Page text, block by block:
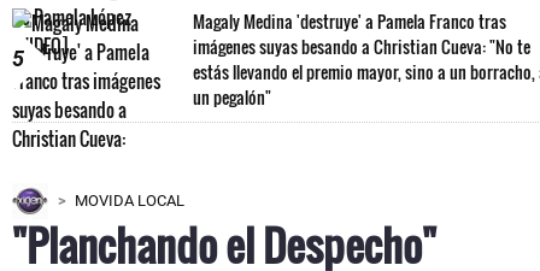
5
Magaly Medina 'destruye' a Pamela Franco tras
imágenes suyas besando a Christian Cueva: "No te
estás llevando el premio mayor, sino a un borracho,
un pegalón"
MOVIDA LOCAL
"Planchando el Despecho"